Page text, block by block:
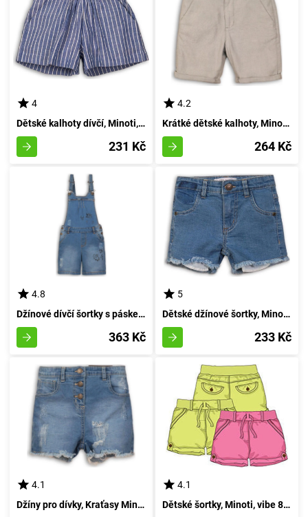
4
Dětské kalhoty dívčí, Minoti, Hut 9, modře - velikost 98/104 | pro věk 3/4 let
231 Kč
4.2
Krátké dětské kalhoty, Minoti, Nomad 7, šedé - velikost 122/128 | pro věk 7/8 let
264 Kč
4.8
Džínové dívčí šortky s páskem, Minoti, Wilderness 1, modré - 98/104 | 3/4let
363 Kč
5
Dětské džínové šortky, Minoti, BEACHY 7, modré - velikost 98/104 | pro věk 3-4 let
233 Kč
4.1
Džíny pro dívky, Kraťasy Minoti Tumbleweed 7, modré, velikost 152/158 | pro věk 12/13 let
4.1
Dětské šortky, Minoti, vibe 8, zelené - velikost 92/98 | pro věk 2-3 let